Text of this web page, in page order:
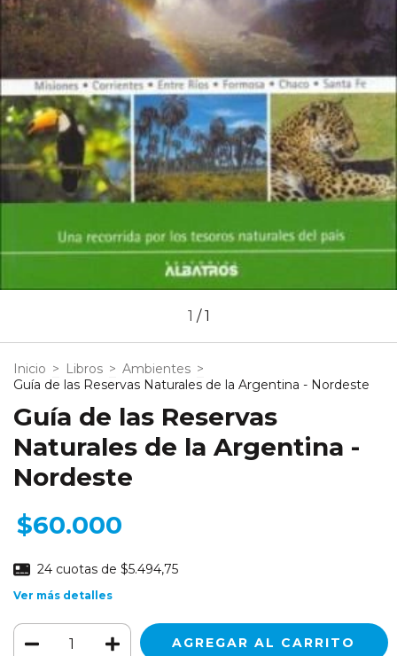
1 /1
Inicio > Libros > Ambientes >
Guía de las Reservas Naturales de la Argentina - Nordeste
Guía de las Reservas
Naturales de la Argentina -
Nordeste
$60.000
24 cuotas de $5.494,75
Ver más detalles